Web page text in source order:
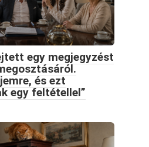
egy megjegyzést
és ezt
egy feltétellel”